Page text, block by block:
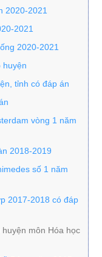
2020-2021
2021
2020-2021
huyện
tỉnh có đáp án
vòng 1 năm
2018-2019
số 1 năm
2017-2018 có đáp
môn Hóa học